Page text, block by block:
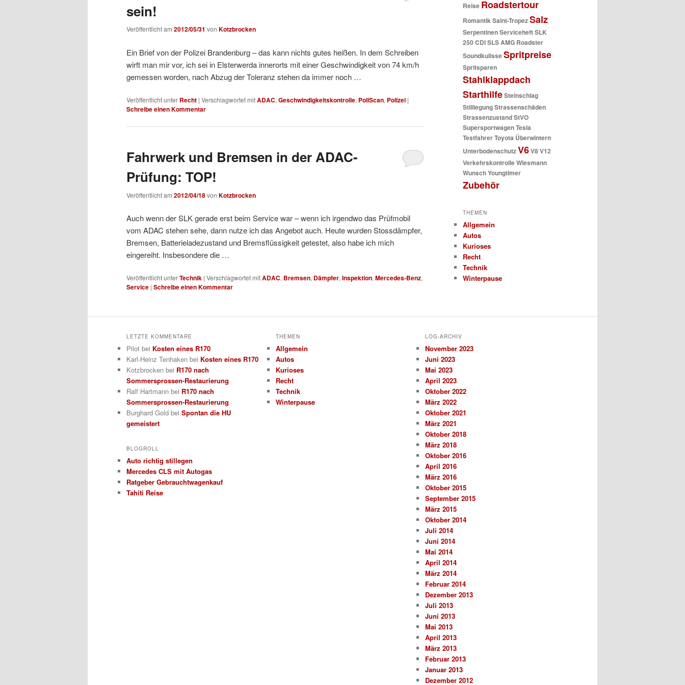
sein!
Veröffentlicht am 2012/05/31 von Kotzbrocken
Ein Brief von der Polizei Brandenburg – das kann nichts gutes heißen. In dem Schreiben
wirft man mir vor, ich sei in Elsterwerda innerorts mit einer Geschwindigkeit von 74 km/h
gemessen worden, nach Abzug der Toleranz stehen da immer noch …
Veröffentlicht unter Recht | Verschlagwortet mitADAC, Geschwindigkeitskontrolle, PoliScan, Polizei |
Schreibe einen Kommentar
Fahrwerk und Bremsen in der ADAC-
Prüfung: TOP!
Veröffentlicht am 2012/04/18von Kotzbrocken
Auch wenn der SLK gerade erst beim Service war – wenn ich irgendwo das Prüfmobil
vom ADAC stehen sehe, dann nutze ich das Angebot auch. Heute wurden Stossdämpfer,
Bremsen, Batterieladezustand und Bremsflüssigkeit getestet, also habe ich mich
eingereiht. Insbesondere die …
Veröffentlicht unterTechnik | Verschlagwortet mitADAC, Bremsen, Dämpfer,Inspektion,Mercedes-Benz,
Service | Schreibe einen Kommentar
Reise Roadstertour
RomantikSaint-TropezSalz
SerpentinenServiceheftSLK
250 CDISLS AMG Roadster
SoundkulisseSpritpreise
Spritsparen
Stahlklappdach
StarthilfeSteinschlag
StilllegungStrassenschäden
StrassenzustandStVO
SupersportwagenTesla
TestfahrerToyota Überwintern
UnterbodenschutzV6V8V12
VerkehrskontrolleWiesmann
WunschYoungtimer
Zubehör
THEMEN
Allgemein
Autos
Kurioses
Recht
Technik
Winterpause
LETZTE KOMMENTARE
Pilot bei Kosten eines R170
Karl-Heinz Tenhaken bei Kosten eines R170
Kotzbrocken bei R170 nach
Sommersprossen-Restaurierung
Ralf Hartmann bei R170 nach
Sommersprossen-Restaurierung
Burghard Gold bei Spontan die HU
gemeistert
BLOGROLL
Auto richtig stillegen
Mercedes CLS mit Autogas
Ratgeber Gebrauchtwagenkauf
Tahiti Reise
THEMEN
Allgemein
Autos
Kurioses
Recht
Technik
Winterpause
LOG-ARCHIV
November 2023
Juni 2023
Mai 2023
April 2023
Oktober 2022
März 2022
Oktober 2021
März 2021
Oktober 2018
März 2018
Oktober 2016
April 2016
März 2016
Oktober 2015
September 2015
März 2015
Oktober 2014
Juli 2014
Juni 2014
Mai 2014
April 2014
März 2014
Februar 2014
Dezember 2013
Juli 2013
Juni 2013
Mai 2013
April 2013
März 2013
Februar 2013
Januar 2013
Dezember 2012